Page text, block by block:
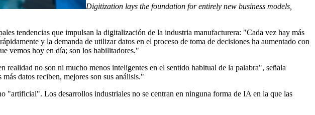
Digitization lays the foundation for entirely new business models,
tendencias que impulsan la digitalización de la industria manufacturera: "Cada vez hay más
y la demanda de utilizar datos en el proceso de toma de decisiones ha aumentado con
vemos hoy en día; son los habilitadores."
no son ni mucho menos inteligentes en el sentido habitual de la palabra", señala
datos reciben, mejores son sus análisis."
Los desarrollos industriales no se centran en ninguna forma de IA en la que las